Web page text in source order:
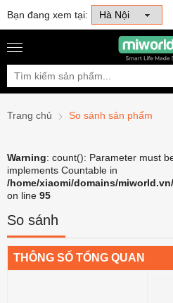
Bạn đang xem tại:
Trang chủ So sánh sản phẩm
Warning: count(): Parameter must
implements Countable in
/home/xiaomi/domains/
on line 95
So sánh
THÔNG SỐ TỔNG QUAN